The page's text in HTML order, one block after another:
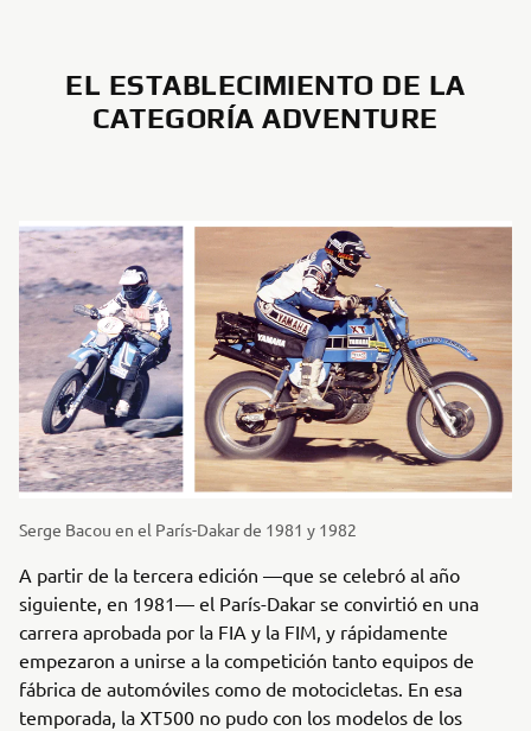
EL ESTABLECIMIENTO DE LA
CATEGORÍA ADVENTURE
Serge Bacou en el París-Dakar de 1981 y 1982
A partir de la tercera edición —que se celebró al año
siguiente, en 1981— el París-Dakar se convirtió en una
carrera aprobada por la FIA y la FIM, y rápidamente
empezaron a unirse a la competición tanto equipos de
fábrica de automóviles como de motocicletas. En esa
temporada, la XT500 no pudo con los modelos de los